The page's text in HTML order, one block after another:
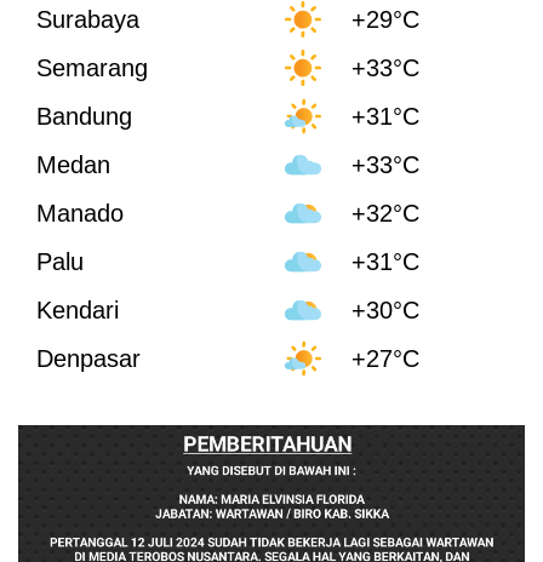
Surabaya
+29°C
Semarang
+33°C
Bandung
+31°C
Medan
+33°C
Manado
+32°C
Palu
+31°C
Kendari
+30°C
Denpasar
+27°C